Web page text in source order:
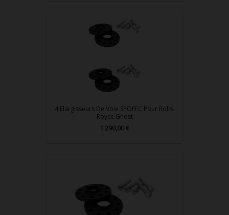
4 Elargisseurs De Voie SPOFEC Pour Rolls-
Royce Ghost
Prix
1 290,00 €